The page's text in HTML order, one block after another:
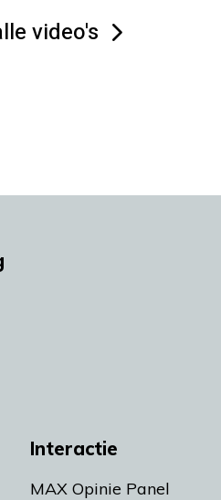
video's
Interactie
MAX Opinie Panel